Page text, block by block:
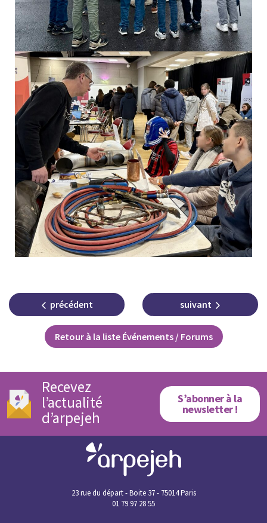
précédent
Retour à la liste Événements / Forums
suivant
Recevez
l’actualité
d’arpejeh
S’abonner à la
newsletter !
23 rue du départ - Boite 37 - 75014 Paris
01 79 97 28 55